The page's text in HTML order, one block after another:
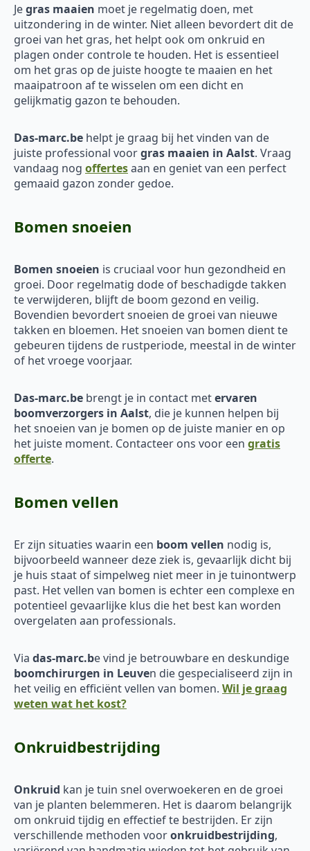
Jegras maaien moet je regelmatig doen, met
uitzondering in de winter. Niet alleen bevordert dit de
groei van het gras, het helpt ook om onkruid en
plagen onder controle te houden. Het is essentieel
om het gras op de juiste hoogte te maaien en het
maaipatroon af te wisselen om een dicht en
gelijkmatig gazon te behouden.
Das-marc.be helpt je graag bij het vinden van de
juiste professional voorgras maaien in Aalst. Vraag
vandaag nog offertesaan en geniet van een perfect
gemaaid gazon zonder gedoe.
Bomen snoeien
Bomen snoeien is cruciaal voor hun gezondheid en
groei. Door regelmatig dode of beschadigde takken
te verwijderen, blijft de boom gezond en veilig.
Bovendien bevordert snoeien de groei van nieuwe
takken en bloemen. Het snoeien van bomen dient te
gebeuren tijdens de rustperiode, meestal in de winter
of het vroege voorjaar.
Das-marc.be brengt je in contact metervaren
boomverzorgers in Aalst, die je kunnen helpen bij
het snoeien van je bomen op de juiste manier en op
het juiste moment. Contacteer ons voor een gratis
offerte.
Bomen vellen
Er zijn situaties waarin een boom vellen nodig is,
bijvoorbeeld wanneer deze ziek is, gevaarlijk dicht bij
je huis staat of simpelweg niet meer in je tuinontwerp
past. Het vellen van bomen is echter een complexe en
potentieel gevaarlijke klus die het best kan worden
overgelaten aan professionals.
Via das-marc.be vind je betrouwbare en deskundige
boomchirurgen in Leuven die gespecialiseerd zijn in
het veilig en efficiënt vellen van bomen. Wil je graag
weten wat het kost?
Onkruidbestrijding
Onkruid kan je tuin snel overwoekeren en de groei
van je planten belemmeren. Het is daarom belangrijk
om onkruid tijdig en effectief te bestrijden. Er zijn
verschillende methoden vooronkruidbestrijding,